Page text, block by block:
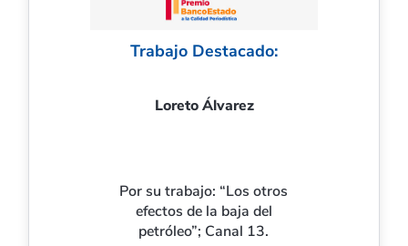
Trabajo Destacado:
Loreto Álvarez
Por su trabajo: “Los otros
efectos de la baja del
petróleo”; Canal 13.